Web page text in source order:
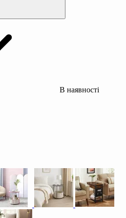
В наявності